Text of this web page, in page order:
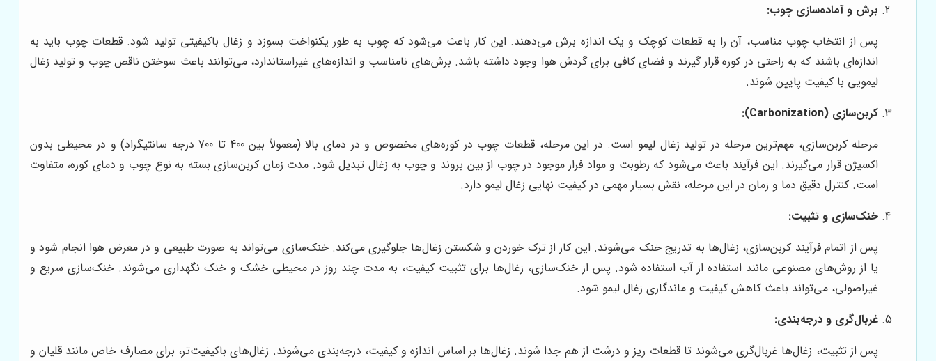
برش و آماده‌سازی چوب:
پس از انتخاب چوب مناسب، آن را به قطعات کوچک و یک اندازه برش می‌دهند. این کار باعث می‌شود که چوب به طور یکنواخت بسوزد و زغال باکیفیتی تولید شود. قطعات چوب باید به
اندازه‌ای باشند که به راحتی در کوره قرار گیرند و فضای کافی برای گردش هوا وجود داشته باشد. برش‌های نامناسب و اندازه‌های غیراستاندارد، می‌توانند باعث سوختن ناقص چوب و تولید زغال
لیمویی با کیفیت پایین شوند.
کربن‌سازی (Carbonization):
مرحله کربن‌سازی، مهم‌ترین مرحله در تولید زغال لیمو است. در این مرحله، قطعات چوب در کوره‌های مخصوص و در دمای بالا (معمولاً بین 400 تا 700 درجه سانتیگراد) و در محیطی بدون
اکسیژن قرار می‌گیرند. این فرآیند باعث می‌شود که رطوبت و مواد فرار موجود در چوب از بین بروند و چوب به زغال تبدیل شود. مدت زمان کربن‌سازی بسته به نوع چوب و دمای کوره، متفاوت
است. کنترل دقیق دما و زمان در این مرحله، نقش بسیار مهمی در کیفیت نهایی زغال لیمو دارد.
خنک‌سازی و تثبیت:
پس از اتمام فرآیند کربن‌سازی، زغال‌ها به تدریج خنک می‌شوند. این کار از ترک خوردن و شکستن زغال‌ها جلوگیری می‌کند. خنک‌سازی می‌تواند به صورت طبیعی و در معرض هوا انجام شود و
یا از روش‌های مصنوعی مانند استفاده از آب استفاده شود. پس از خنک‌سازی، زغال‌ها برای تثبیت کیفیت، به مدت چند روز در محیطی خشک و خنک نگهداری می‌شوند. خنک‌سازی سریع و
غیراصولی، می‌تواند باعث کاهش کیفیت و ماندگاری زغال لیمو شود.
غربال‌گری و درجه‌بندی:
پس از تثبیت، زغال‌ها غربال‌گری می‌شوند تا قطعات ریز و درشت از هم جدا شوند. زغال‌ها بر اساس اندازه و کیفیت، درجه‌بندی می‌شوند. زغال‌های باکیفیت‌تر، برای مصارف خاص مانند قلیان و